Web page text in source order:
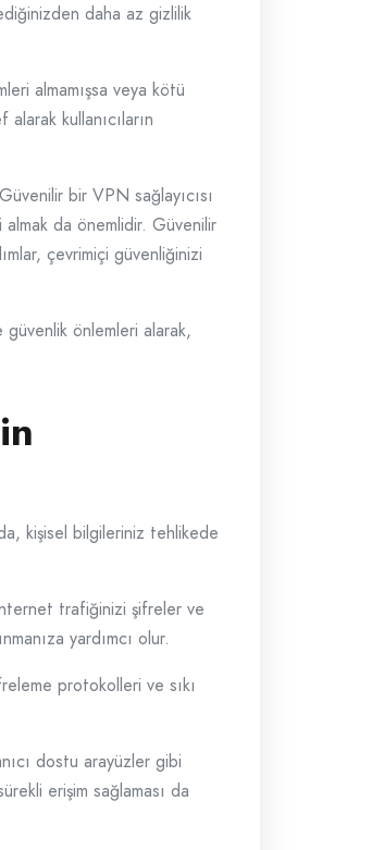
daha az gizlilik
almamışsa veya kötü
kullanıcıların
bir VPN sağlayıcısı
da önemlidir. Güvenilir
çevrimiçi güvenliğinizi
önlemleri alarak,
kişisel bilgileriniz tehlikede
trafiğinizi şifreler ve
yardımcı olur.
protokolleri ve sıkı
dostu arayüzler gibi
erişim sağlaması da